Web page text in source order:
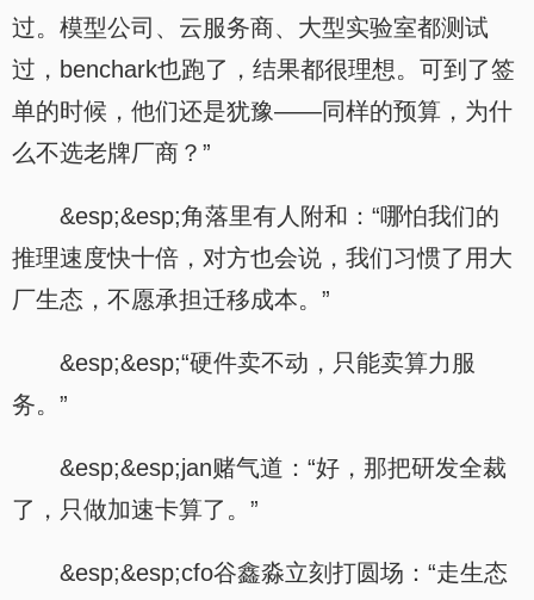
过。模型公司、云服务商、大型实验室都测试
过，benchark也跑了，结果都很理想。可到了签
单的时候，他们还是犹豫——同样的预算，为什
么不选老牌厂商？”
&esp;&esp;角落里有人附和：“哪怕我们的
推理速度快十倍，对方也会说，我们习惯了用大
厂生态，不愿承担迁移成本。”
&esp;&esp;“硬件卖不动，只能卖算力服
务。”
&esp;&esp;jan赌气道：“好，那把研发全裁
了，只做加速卡算了。”
&esp;&esp;cfo谷鑫淼立刻打圆场：“走生态